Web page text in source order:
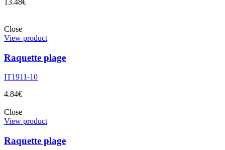
13.48€
Close
View product
Raquette plage
IT1911-10
4.84€
Close
View product
Raquette plage